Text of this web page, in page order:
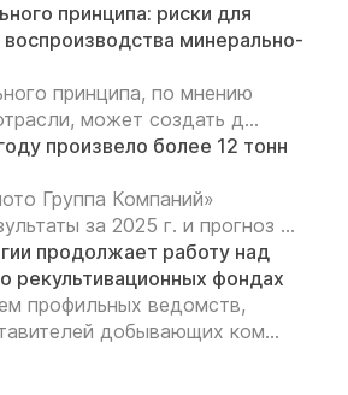
принципа: риски для
воспроизводства минерально-
принципа, по мнению
может создать д...
произвело более 12 тонн
Группа Компаний»
за 2025 г. и прогноз ...
продолжает работу над
рекультивационных фондах
профильных ведомств,
добывающих ком...